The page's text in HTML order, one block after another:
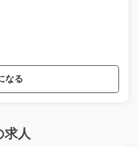
なる
求人